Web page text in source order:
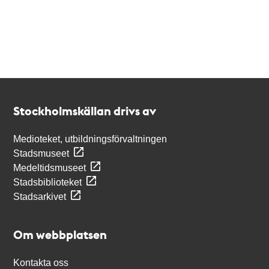
Stockholmskällan drivs av
Medioteket, utbildningsförvaltningen
Stadsmuseet
Medeltidsmuseet
Stadsbiblioteket
Stadsarkivet
Om webbplatsen
Kontakta oss